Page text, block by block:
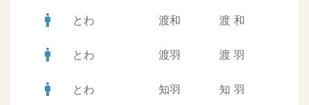
man とわ 渡和 渡 和
man とわ 渡羽 渡 羽
man とわ 知羽 知 羽